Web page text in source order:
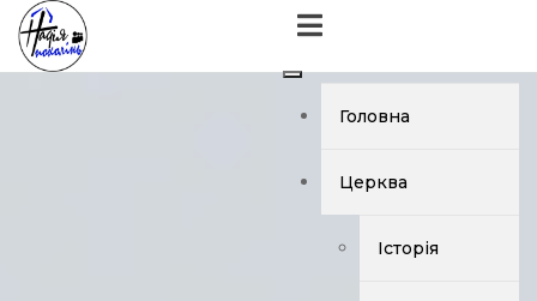
Головна
Церква
Історія